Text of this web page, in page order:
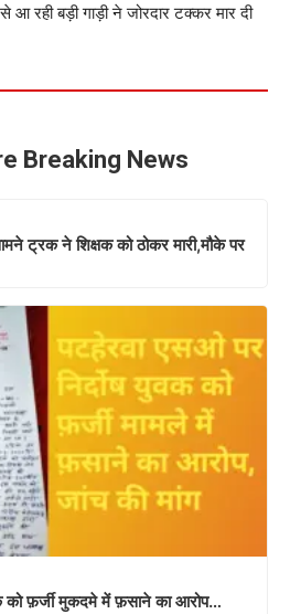
आ रही बड़ी गाड़ी ने जोरदार टक्कर मार दी
Breaking News
ट्रक ने शिक्षक को ठोकर मारी,मौके पर
को फ़र्जी मुकदमे में फ़साने का आरोप…